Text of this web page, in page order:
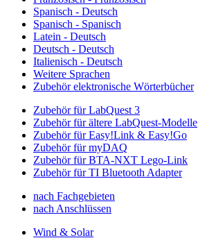
Spanisch - Deutsch
Spanisch - Spanisch
Latein - Deutsch
Deutsch - Deutsch
Italienisch - Deutsch
Weitere Sprachen
Zubehör elektronische Wörterbücher
Zubehör für LabQuest 3
Zubehör für ältere LabQuest-Modelle
Zubehör für Easy!Link & Easy!Go
Zubehör für myDAQ
Zubehör für BTA-NXT Lego-Link
Zubehör für TI Bluetooth Adapter
nach Fachgebieten
nach Anschlüssen
Wind & Solar